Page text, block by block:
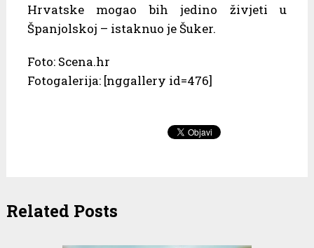
Hrvatske mogao bih jedino živjeti u
Španjolskoj – istaknuo je Šuker.
Foto: Scena.hr
Fotogalerija: [nggallery id=476]
Related Posts